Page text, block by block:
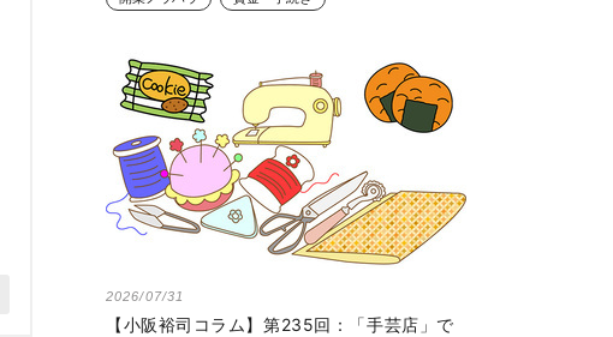
2026/07/31
【小阪裕司コラム】第235回：「手芸店」で